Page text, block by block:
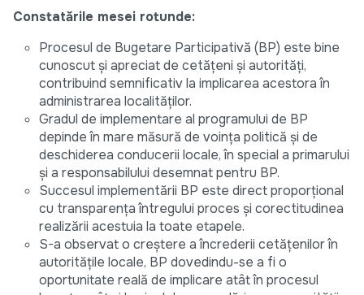
Constatările mesei rotunde:
Procesul de Bugetare Participativă (BP) este bine
cunoscut și apreciat de cetățeni și autorități,
contribuind semnificativ la implicarea acestora în
administrarea localităților.
Gradul de implementare al programului de BP
depinde în mare măsură de voința politică și de
deschiderea conducerii locale, în special a primarului
și a responsabilului desemnat pentru BP.
Succesul implementării BP este direct proporțional
cu transparența întregului proces și corectitudinea
realizării acestuia la toate etapele.
S-a observat o creștere a încrederii cetățenilor în
autoritățile locale, BP dovedindu-se a fi o
oportunitate reală de implicare atât în procesul